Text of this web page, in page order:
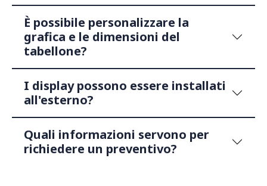
È possibile personalizzare la
grafica e le dimensioni del
tabellone?
I display possono essere installati
all'esterno?
Quali informazioni servono per
richiedere un preventivo?